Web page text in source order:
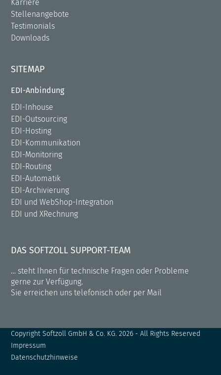
Karriere
Stellenangebote
Testimonials
Downloads
SITEMAP
EDI-Anbindung
EDI-Inhouse
EDI-Outsourcing
EDI-Hosting
EDI-Kommunikation
EDI-Monitoring
EDI-Routing
EDI-Automatik
EDI-Archivierung
EDI und WebShop-Integration
EDI und XRechnung
DAS SOFTZOLL SUPPORT-TEAM
… steht Ihnen für technische Fragen oder Probleme
gerne zur Verfügung.
Sie erreichen uns telefonisch oder per Mail
CopyrightSoftzoll GmbH & Co. KG. 2026 - All Rights Reserved
Impressum
Datenschutzhinweise